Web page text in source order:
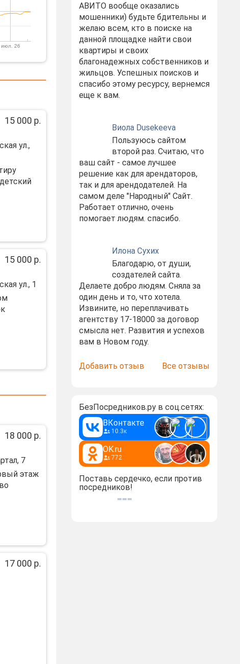
июл. 26
15 000 р.
ул.,
15 000 р.
ул., 1
18 000 р.
7
этаж
17 000 р.
АВИТО вообще оказались
мошенники) будьте бдительны и
желаю всем, кто в поиске на
данной площадке найти свои
квартиры и своих
благонадежных собственников и
жильцов. Успешных поисков и
спасибо этому ресурсу, вернемся
еще к вам.
Виола Dusekeeva
Пользуюсь сайтом
второй раз. Считаю, что
ваш сайт - самое лучшее
решение как для арендаторов,
так и для арендодателей. На
самом деле "Народный" Сайт.
Работает отлично, очень
помогает людям. спасибо.
Илона Сухих
Благодарю, от души,
создателей сайта.
Делаете добро людям. Сняла за
один день и то, что хотела.
Извините, но переплачивать
агентству 17-18000 за договор
смысла нет. Развития и успехов
вам в Новом году.
Добавить отзыв Все отзывы
БезПосредников.ру в соц.сетях:
ВКонтакте
10.3к
OK.ru
772
Поставь сердечко, если против
посредников!